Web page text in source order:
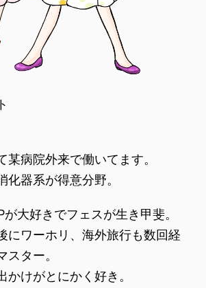
某病院外来で働いてます。
化器系が得意分野。
大好きでフェスが生き甲斐。
にワーホリ、海外旅行も数回経
スター。
かけがとにかく好き。